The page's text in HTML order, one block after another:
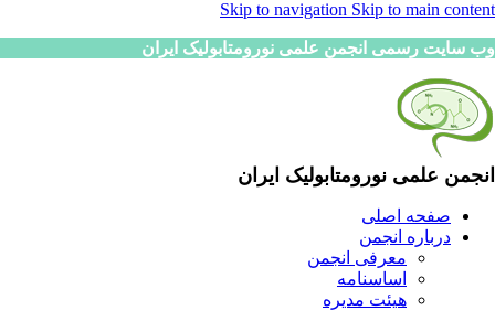
Skip to navigation Skip to main content
وب سایت رسمی انجمن علمی نورومتابولیک ایران
انجمن علمی نورومتابولیک ایران
صفحه اصلی
درباره انجمن
معرفی انجمن
اساسنامه
هیئت مدیره